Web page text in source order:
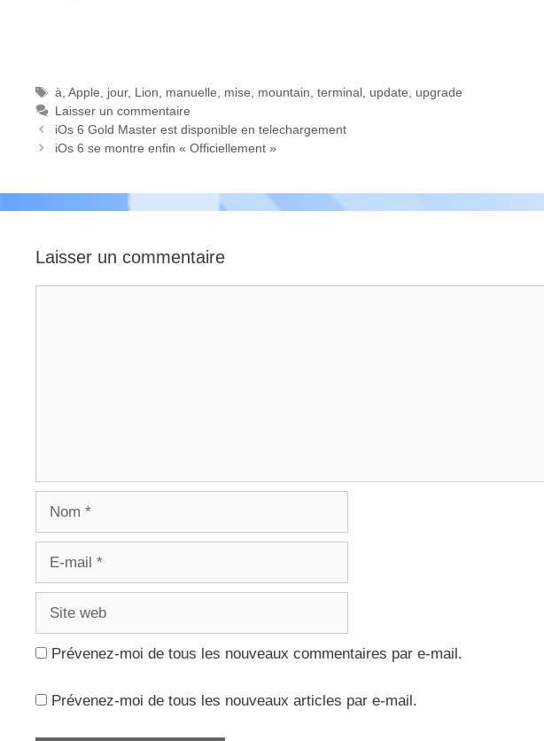
Étiquettes
à Apple jour, Lion manuelle mise mountain terminal, update
upgrade
Laisser un commentaire
iOs 6 Gold Master est disponible en telechargement
iOs 6 se montre enfin « Officiellement »
Laisser un commentaire
Prévenez-moi de tous les nouveaux commentaires par e-mail.
Prévenez-moi de tous les nouveaux articles par e-mail.